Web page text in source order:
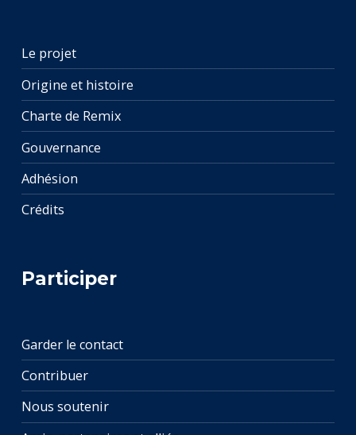
Le projet
Origine et histoire
Charte de Remix
Gouvernance
Adhésion
Crédits
Participer
Garder le contact
Contribuer
Nous soutenir